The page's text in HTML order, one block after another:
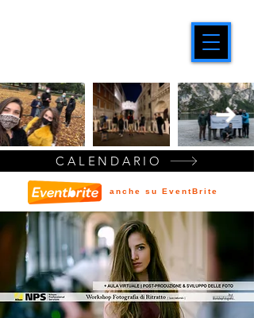
CALENDARIO
anche su EventBrite